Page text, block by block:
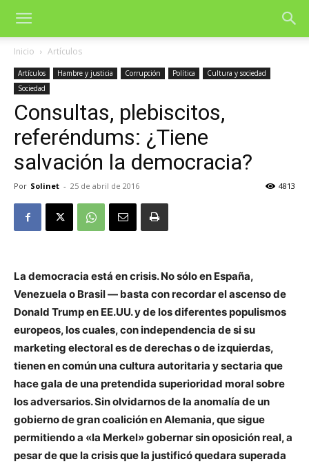
Inicio Artículos
Artículos Hambre y justicia Corrupción Política
Cultura y sociedad
Sociedad
Consultas, plebiscitos,
referéndums: ¿Tiene
salvación la democracia?
Por Solinet - 25 de abril de 2016 4813
La democracia está en crisis. No sólo en España,
Venezuela o Brasil — basta con recordar el ascenso de
Donald Trump en EE.UU. y de los diferentes populismos
europeos, los cuales, con independencia de si su
marketing electoral es de derechas o de izquierdas,
tienen en común una cultura autoritaria y sectaria que
hace gala de una pretendida superioridad moral sobre
los adversarios. Sin olvidarnos de la anomalía de un
gobierno de gran coalición en Alemania, que sigue
permitiendo a «la Merkel» gobernar sin oposición real, a
pesar de que la crisis que la justificó quedara superada